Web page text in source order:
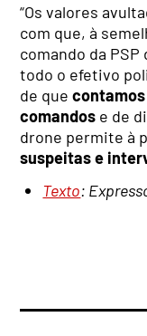
“Os valores
com que, à
comando da
todo o efetivo
de que
comandos e de
drone permite à
suspeitas e
Texto: